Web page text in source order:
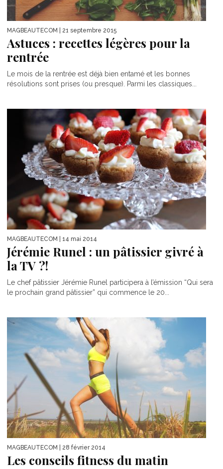
MAGBEAUTECOM | 21 septembre 2015
Astuces : recettes légères pour la
rentrée
Le mois de la rentrée est déjà bien entamé et les bonnes
résolutions sont prises (ou presque). Parmi les classiques...
MAGBEAUTECOM | 14 mai 2014
Jérémie Runel : un pâtissier givré à
la TV ?!
Le chef pâtissier Jérémie Runel participera à l’émission “Qui sera
le prochain grand pâtissier” qui commence le 20...
MAGBEAUTECOM | 28 février 2014
Les conseils fitness du matin